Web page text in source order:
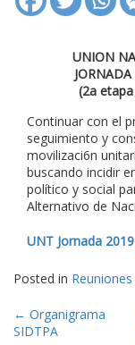
UNION
(2a
Continuar con el
seguimiento y
movilizaci6n
buscando incidir
político y social
Alternativo de
UNT Jornada
Posted in
Post
← Organigrama
SIDTPA